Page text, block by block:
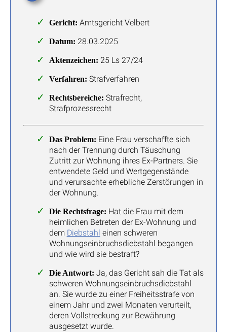
Gericht: Amtsgericht Velbert
Datum: 28.03.2025
Aktenzeichen: 25 Ls 27/24
Verfahren: Strafverfahren
Rechtsbereiche: Strafrecht,
Strafprozessrecht
Das Problem: Eine Frau verschaffte sich
nach der Trennung durch Täuschung
Zutritt zur Wohnung ihres Ex-Partners. Sie
entwendete Geld und Wertgegenstände
und verursachte erhebliche Zerstörungen in
der Wohnung.
Die Rechtsfrage: Hat die Frau mit dem
heimlichen Betreten der Ex-Wohnung und
dem Diebstahl einen schweren
Wohnungseinbruchsdiebstahl begangen
und wie wird sie bestraft?
Die Antwort: Ja, das Gericht sah die Tat als
schweren Wohnungseinbruchsdiebstahl
an. Sie wurde zu einer Freiheitsstrafe von
einem Jahr und zwei Monaten verurteilt,
deren Vollstreckung zur Bewährung
ausgesetzt wurde.